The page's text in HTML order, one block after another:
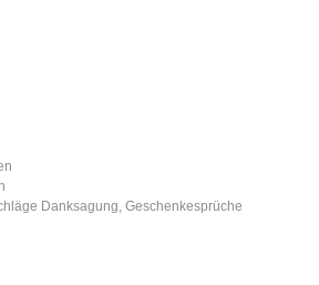
Danksagung, Geschenkesprüche